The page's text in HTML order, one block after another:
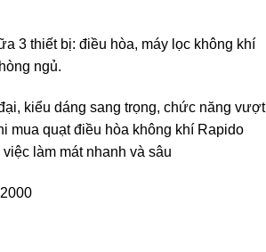
3 thiết bị: điều hòa, máy lọc không khí
ngủ.
kiểu dáng sang trọng, chức năng vượt
mua quạt điều hòa không khí Rapido
làm mát nhanh và sâu